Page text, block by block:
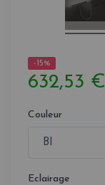
-15%
632,53 €
Couleur
Eclairage